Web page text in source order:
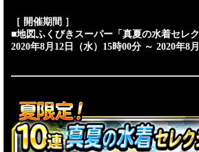
［ 開催期間 ］
■地図ふくびきスーパー「真夏の水着セレク
2020年8月12日（水）15時00分 ～ 2020年8